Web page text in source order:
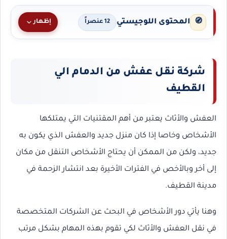
🧭 المحتوى اللوجيستي 12 عنصراً إظهار
شركة نقل عفش من الدمام الي
القطيف
العفش والأثاث يعتبر من أهم المقتنيات التي يمتلكها
الأشخاص وخاصا إذا كان منزل جديد والعفش الذي يكون به
جديد، ولكن من الممكن أن يحتاج الأشخاص التنقل من مكان
إلى أخر وبالأخص في الفترات الأخيرة بعد انتشار الزحمة في
مدينة القطيف.
وهنا يأتي دور الأشخاص في البحث عن الشركات المتخصصة
في نقل العفش والأثاث لكي تقوم بهذه المهام بشكل مرتب